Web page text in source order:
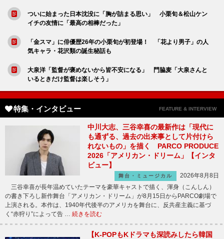
ついに始まった日本沈没に「胸が詰まる思い」 小栗旬＆松山ケン
イチの友情に「最高の相棒だった」
「金スマ」に俳優歴26年の小栗旬が初登場！ 「花より男子」の人
気キャラ・花沢類の誕生秘話も
大泉洋「監督が褒めないから皆不安になる」 門脇麦「大泉さんと
いるときだけ監督は楽しそう」
特集・インタビュー FEATURE & INTERVIEW
中川大志、三谷幸喜の最新作は「現代に
も通ずる、過去の出来事として片付けら
れないもの」を描く PARCO PRODUCE
2026「アメリカン・ドリーム」【インタ
ビュー】
舞台・ミュージカル
2026年8月8日
三谷幸喜が長年温めていたテーマを豪華キャストで描く、渾身（こんしん）
の書き下ろし新作舞台「アメリカン・ドリーム」が8月15日からPARCO劇場で
上演される。本作は、1940年代後半のアメリカを舞台に、反共産主義に基づ
く“赤狩り”によって告 … 続きを読む
【K-POPもKドラマも深読みしたら韓国